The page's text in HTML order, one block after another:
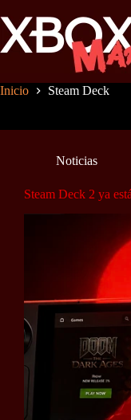
al
contenido
Inicio Steam Deck
Noticias
Steam Deck 2 ya